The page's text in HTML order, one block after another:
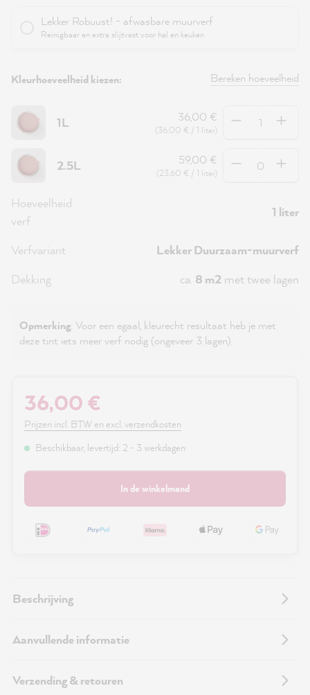
Lekker Robuust! - afwasbare muurverf
Reinigbaar en extra slijtvast voor hal en keuken
Kleurhoeveelheid kiezen: Bereken hoeveelheid
1L 36,00 €
(36,00 € / 1 liter)
Hoeveelheid
2.5L 59,00 €
(23,60 € / 1 liter)
Hoeveelheid
Hoeveelheid
verf
1 liter
Verfvariant
Lekker Duurzaam-muurverf
Dekking
ca. 8 m2 met twee lagen
Opmerking: Voor een egaal, kleurecht resultaat heb je met
deze tint iets meer verf nodig (ongeveer 3 lagen).
36,00 €
Prijzen incl. BTW en excl. verzendkosten
Beschikbaar, levertijd: 2 - 3 werkdagen
In de winkelmand
Beschrijving
Aanvullende informatie
Verzending & retouren